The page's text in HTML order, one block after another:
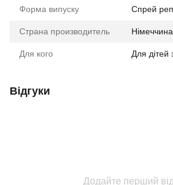
Форма випуску Спрей
Страна производитель Німеччина
Для кого Для дітей
Відгуки
Додайте перший